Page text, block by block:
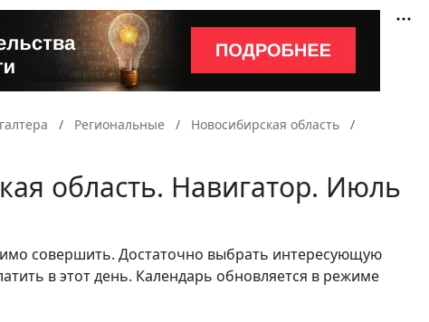
Региональные
Новосибирская область
область. Навигатор. Июль
совершить. Достаточно выбрать интересующую
в этот день. Календарь обновляется в режиме